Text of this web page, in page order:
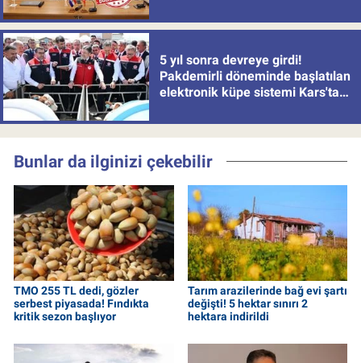
5 yıl sonra devreye girdi!
Pakdemirli döneminde başlatılan
elektronik küpe sistemi Kars'tan
Bunlar da ilginizi çekebilir
TMO 255 TL dedi, gözler
serbest piyasada! Fındıkta
kritik sezon başlıyor
Tarım arazilerinde bağ evi şartı
değişti! 5 hektar sınırı 2
hektara indirildi